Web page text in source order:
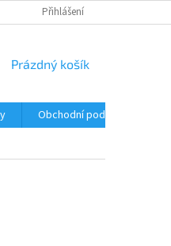
REKLAMACE
Přihlášení
NÁKUPNÍ
Prázdný košík
Obchodní podmínky